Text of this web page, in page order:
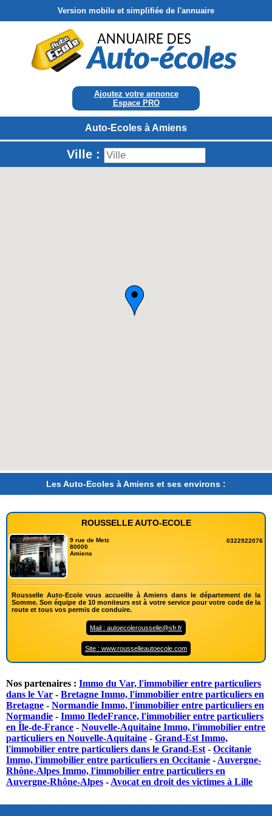
Version mobile et simplifiée de l'annuaire
Ajoutez votre annonce
Espace PRO
Auto-Ecoles à Amiens
Ville :
Les Auto-Ecoles à Amiens et ses environs :
ROUSSELLE AUTO-ECOLE
9 rue de Metz
80000
Amiens
0322922076
Rousselle Auto-Ecole vous accueille à Amiens dans le département de la
Somme. Son équipe de 10 moniteurs est à votre service pour votre code de la
route et tous vos permis de conduire.
Mail : autoecolerousselle@sfr.fr
Site : www.rousselleautoecole.com
Nos partenaires : Immo du Var, l'immobilier entre particuliers
dans le Var - Bretagne Immo, l'immobilier entre particuliers en
Bretagne - Normandie Immo, l'immobilier entre particuliers en
Normandie - Immo IledeFrance, l'immobilier entre particuliers
en Île-de-France - Nouvelle-Aquitaine Immo, l'immobilier entre
particuliers en Nouvelle-Aquitaine - Grand-Est Immo,
l'immobilier entre particuliers dans le Grand-Est - Occitanie
Immo, l'immobilier entre particuliers en Occitanie - Auvergne-
Rhône-Alpes Immo, l'immobilier entre particuliers en
Auvergne-Rhône-Alpes - Avocat en droit des victimes à Lille